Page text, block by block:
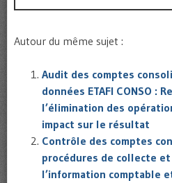
Autour du même sujet :
Audit des comptes
données ETAFI CONSO :
l’élimination des
impact sur le résultat
Contrôle des comptes
procédures de collecte
l’information comptable